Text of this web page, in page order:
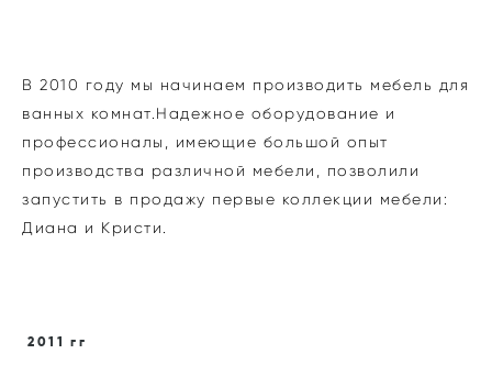
В 2010 году мы начинаем производить мебель для
ванных комнат.Надежное оборудование и
профессионалы, имеющие большой опыт
производства различной мебели, позволили
запустить в продажу первые коллекции мебели:
Диана и Кристи.
2011 гг